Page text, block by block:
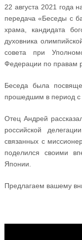
22 августа 2021 года
передача «Беседы с
храма, кандидата
духовника
совета при
Федерации по правам
Беседа была
прошедшим в период с
Отец Андрей
российской
связанных с
поделился своими
Японии.
Предлагаем вашему